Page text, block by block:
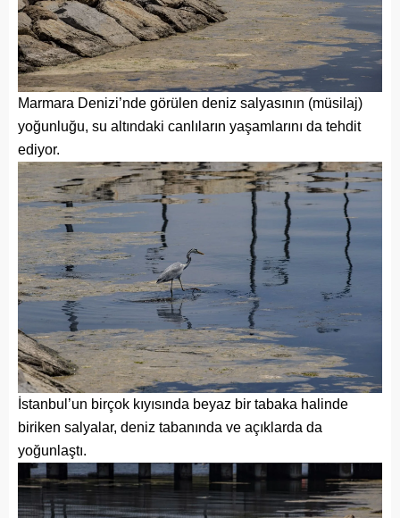
Marmara Denizi’nde görülen deniz salyasının (müsilaj)
yoğunluğu, su altındaki canlıların yaşamlarını da tehdit
ediyor.
İstanbul’un birçok kıyısında beyaz bir tabaka halinde
biriken salyalar, deniz tabanında ve açıklarda da
yoğunlaştı.